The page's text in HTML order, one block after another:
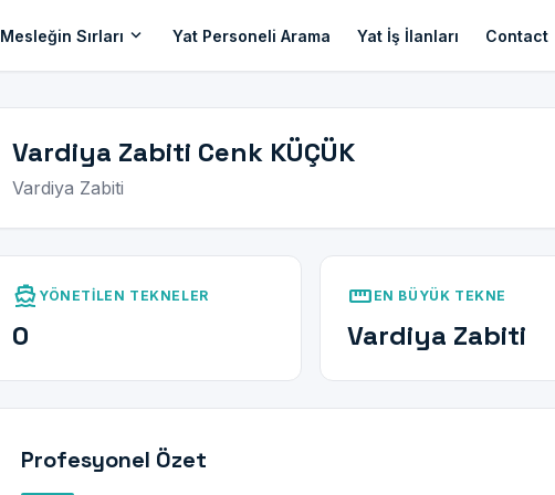
Mesleğin Sırları expand_more Yat Personeli Arama Yat İş İlanları Contact
Vardiya Zabiti Cenk KÜÇÜK
Vardiya Zabiti
directions_boat YÖNETILEN TEKNELER
0
straighten EN BÜYÜK TEKNE
Vardiya Zabiti
Profesyonel Özet